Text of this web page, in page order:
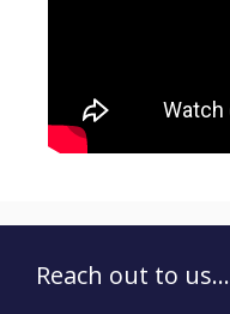
Reach out to us...